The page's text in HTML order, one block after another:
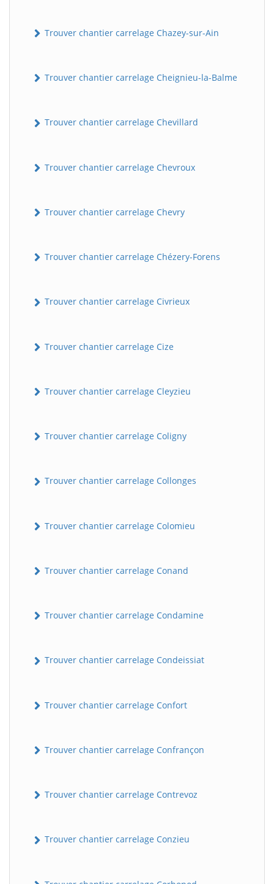
Trouver chantier carrelage Chazey-sur-Ain
Trouver chantier carrelage Cheignieu-la-Balme
Trouver chantier carrelage Chevillard
Trouver chantier carrelage Chevroux
Trouver chantier carrelage Chevry
Trouver chantier carrelage Chézery-Forens
Trouver chantier carrelage Civrieux
Trouver chantier carrelage Cize
Trouver chantier carrelage Cleyzieu
Trouver chantier carrelage Coligny
Trouver chantier carrelage Collonges
Trouver chantier carrelage Colomieu
Trouver chantier carrelage Conand
Trouver chantier carrelage Condamine
Trouver chantier carrelage Condeissiat
Trouver chantier carrelage Confort
Trouver chantier carrelage Confrançon
Trouver chantier carrelage Contrevoz
Trouver chantier carrelage Conzieu
BatiWebPro